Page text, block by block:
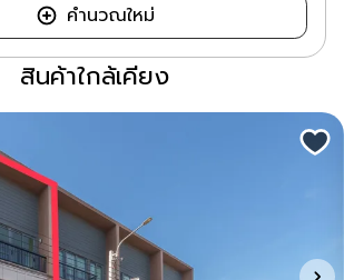
คำนวณใหม่
สินค้าใกล้เคียง